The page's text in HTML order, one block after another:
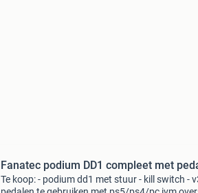
Fanatec podium DD1 compleet met
Te koop: - podium dd1 met stuur - kill switch -